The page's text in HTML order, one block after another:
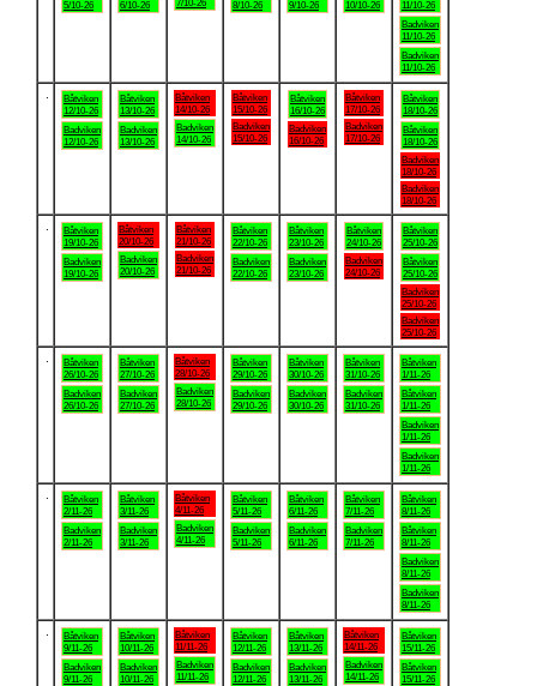
5/10-26
6/10-26
7/10-26
8/10-26
9/10-26
10/10-26
11/10-26
Badviken
11/10-26
Badviken
11/10-26
Båtviken
12/10-26
Badviken
12/10-26
Båtviken
13/10-26
Badviken
13/10-26
Båtviken
14/10-26
Badviken
14/10-26
Båtviken
15/10-26
Badviken
15/10-26
Båtviken
16/10-26
Badviken
16/10-26
Båtviken
17/10-26
Badviken
17/10-26
Båtviken
18/10-26
Båtviken
18/10-26
Badviken
18/10-26
Badviken
18/10-26
Båtviken
19/10-26
Badviken
19/10-26
Båtviken
20/10-26
Badviken
20/10-26
Båtviken
21/10-26
Badviken
21/10-26
Båtviken
22/10-26
Badviken
22/10-26
Båtviken
23/10-26
Badviken
23/10-26
Båtviken
24/10-26
Badviken
24/10-26
Båtviken
25/10-26
Båtviken
25/10-26
Badviken
25/10-26
Badviken
25/10-26
Båtviken
26/10-26
Badviken
26/10-26
Båtviken
27/10-26
Badviken
27/10-26
Båtviken
28/10-26
Badviken
28/10-26
Båtviken
29/10-26
Badviken
29/10-26
Båtviken
30/10-26
Badviken
30/10-26
Båtviken
31/10-26
Badviken
31/10-26
Båtviken
1/11-26
Båtviken
1/11-26
Badviken
1/11-26
Badviken
1/11-26
Båtviken
2/11-26
Badviken
2/11-26
Båtviken
3/11-26
Badviken
3/11-26
Båtviken
4/11-26
Badviken
4/11-26
Båtviken
5/11-26
Badviken
5/11-26
Båtviken
6/11-26
Badviken
6/11-26
Båtviken
7/11-26
Badviken
7/11-26
Båtviken
8/11-26
Båtviken
8/11-26
Badviken
8/11-26
Badviken
8/11-26
Båtviken
9/11-26
Badviken
9/11-26
Båtviken
10/11-26
Badviken
10/11-26
Båtviken
11/11-26
Badviken
11/11-26
Båtviken
12/11-26
Badviken
12/11-26
Båtviken
13/11-26
Badviken
13/11-26
Båtviken
14/11-26
Badviken
14/11-26
Båtviken
15/11-26
Båtviken
15/11-26